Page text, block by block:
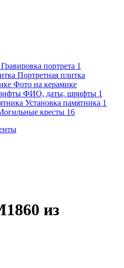
Гравировка портрета 1
Портретная плитка
Фото на керамике
ФИО, даты, шрифты 1
Установка памятника 1
кресты 16
из